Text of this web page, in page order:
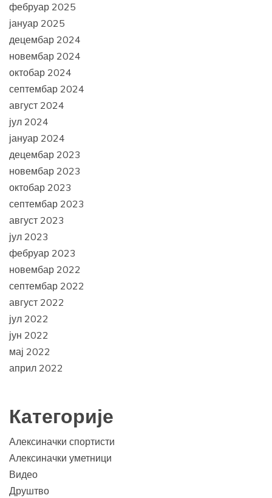
фебруар 2025
јануар 2025
децембар 2024
новембар 2024
октобар 2024
септембар 2024
август 2024
јул 2024
јануар 2024
децембар 2023
новембар 2023
октобар 2023
септембар 2023
август 2023
јул 2023
фебруар 2023
новембар 2022
септембар 2022
август 2022
јул 2022
јун 2022
мај 2022
април 2022
Категорије
Алексиначки спортисти
Алексиначки уметници
Видео
Друштво